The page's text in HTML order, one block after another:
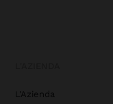
L'Azienda